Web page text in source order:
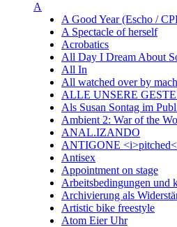
A
A Good Year (Escho /
A Spectacle of herself
Acrobatics
All Day I Dream About
All In
All watched over by
ALLE UNSERE
Als Susan Sontag im
Ambient 2: War of the
ANAL.IZANDO
ANTIGONE
Antisex
Appointment on stage
Arbeitsbedingungen und
Archivierung als
Artistic bike freestyle
Atom Eier Uhr